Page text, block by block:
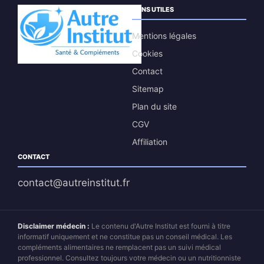
LIENS UTILES
Mentions légales
Cookies
Contact
Sitemap
Plan du site
CGV
Affiliation
CONTACT
contact@autreinstitut.fr
Disclaimer médecin : Le contenu d'Autre Institut est fourni à titre
informatif uniquement et ne constitue pas un conseil médical. Les
compléments alimentaires ne remplacent pas un suivi médical
professionnel. Consultez toujours votre médecin ou un nutritionniste